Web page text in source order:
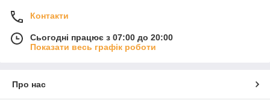
Контакти
Сьогодні працює з 07:00 до 20:00
Показати весь графік роботи
Про нас